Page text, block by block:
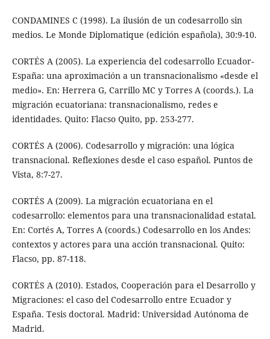
CONDAMINES C (1998). La ilusión de un codesarrollo sin
medios. Le Monde Diplomatique (edición española), 30:9-10.
CORTÉS A (2005). La experiencia del codesarrollo Ecuador-
España: una aproximación a un transnacionalismo «desde el
medio». En: Herrera G, Carrillo MC y Torres A (coords.). La
migración ecuatoriana: transnacionalismo, redes e
identidades. Quito: Flacso Quito, pp. 253-277.
CORTÉS A (2006). Codesarrollo y migración: una lógica
transnacional. Reflexiones desde el caso español. Puntos de
Vista, 8:7-27.
CORTÉS A (2009). La migración ecuatoriana en el
codesarrollo: elementos para una transnacionalidad estatal.
En: Cortés A, Torres A (coords.) Codesarrollo en los Andes:
contextos y actores para una acción transnacional. Quito:
Flacso, pp. 87-118.
CORTÉS A (2010). Estados, Cooperación para el Desarrollo y
Migraciones: el caso del Codesarrollo entre Ecuador y
España. Tesis doctoral. Madrid: Universidad Autónoma de
Madrid.